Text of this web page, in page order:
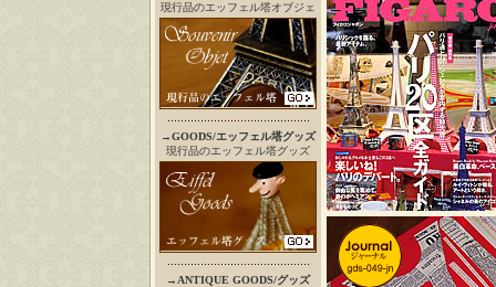
現行品のエッフェル塔オブジェ
→GOODS/エッフェル塔グッズ
現行品のエッフェル塔グッズ
→ ANTIQUE GOODS/グッズ